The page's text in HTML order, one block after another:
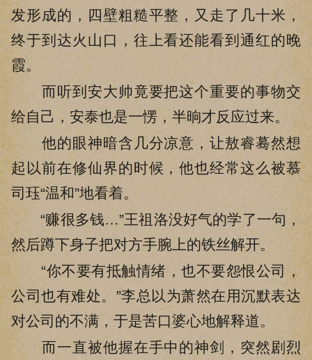
发形成的，四壁粗糙平整，又走了几十米，
终于到达火山口，往上看还能看到通红的晚
霞。
而听到安大帅竟要把这个重要的事物交
给自己，安泰也是一愣，半晌才反应过来。
他的眼神暗含几分凉意，让敖睿蓦然想
起以前在修仙界的时候，他也经常这么被慕
司珏“温和”地看着。
“赚很多钱…”王祖洛没好气的学了一句，
然后蹲下身子把对方手腕上的铁丝解开。
“你不要有抵触情绪，也不要怨恨公司，
公司也有难处。”李总以为萧然在用沉默表达
对公司的不满，于是苦口婆心地解释道。
而一直被他握在手中的神剑，突然剧烈